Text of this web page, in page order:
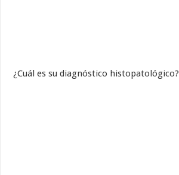
¿Cuál es su diagnóstico histopatológico?